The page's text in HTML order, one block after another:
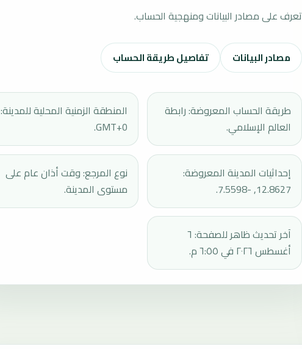
تعرف على مصادر البيانات ومنهجية الحساب.
مصادر البيانات تفاصيل طريقة الحساب
طريقة الحساب المعروضة: رابطة
العالم الإسلامي.
المنطقة الزمنية المحلية للمدينة:
GMT+0.
إحداثيات المدينة المعروضة:
12.8627, -7.5598.
نوع المرجع: وقت أذان عام على
مستوى المدينة.
آخر تحديث ظاهر للصفحة: ٦
أغسطس ٢٠٢٦ في ٦:٥٥ م.